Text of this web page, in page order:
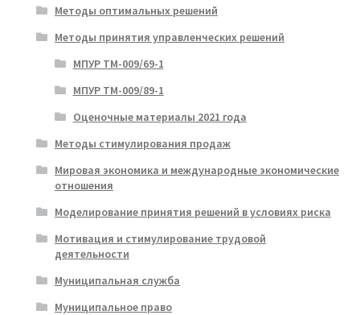
Методы оптимальных решений
Методы принятия управленческих решений
МПУР ТМ-009/69-1
МПУР ТМ-009/89-1
Оценочные материалы 2021 года
Методы стимулирования продаж
Мировая экономика и международные экономические
отношения
Моделирование принятия решений в условиях риска
Мотивация и стимулирование трудовой
деятельности
Муниципальная служба
Муниципальное право